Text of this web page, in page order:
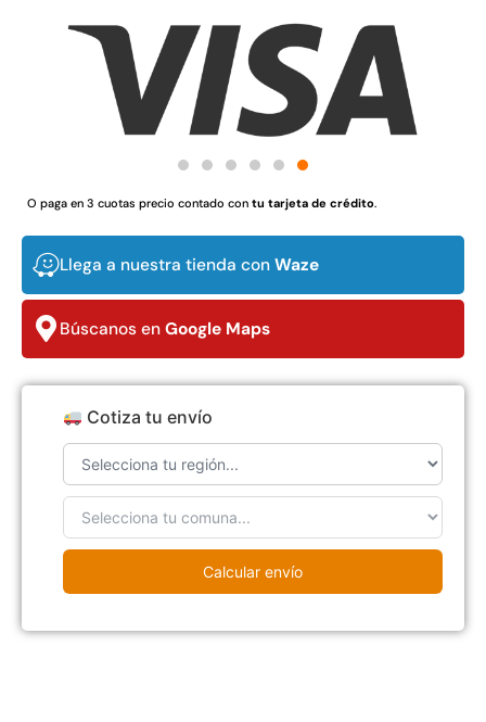
O paga en 3 cuotas precio contado con tu tarjeta de crédito.
Llega a nuestra tienda con Waze
Búscanos en Google Maps
Cotiza tu envío
Calcular envío
Juego Modular 03
QplayGround
Pasto sintético ornamental
Importado USA: Crown
4,57*30,48mts
$ 2.892.120
30%
$1.990.000
capacidad 1000kg